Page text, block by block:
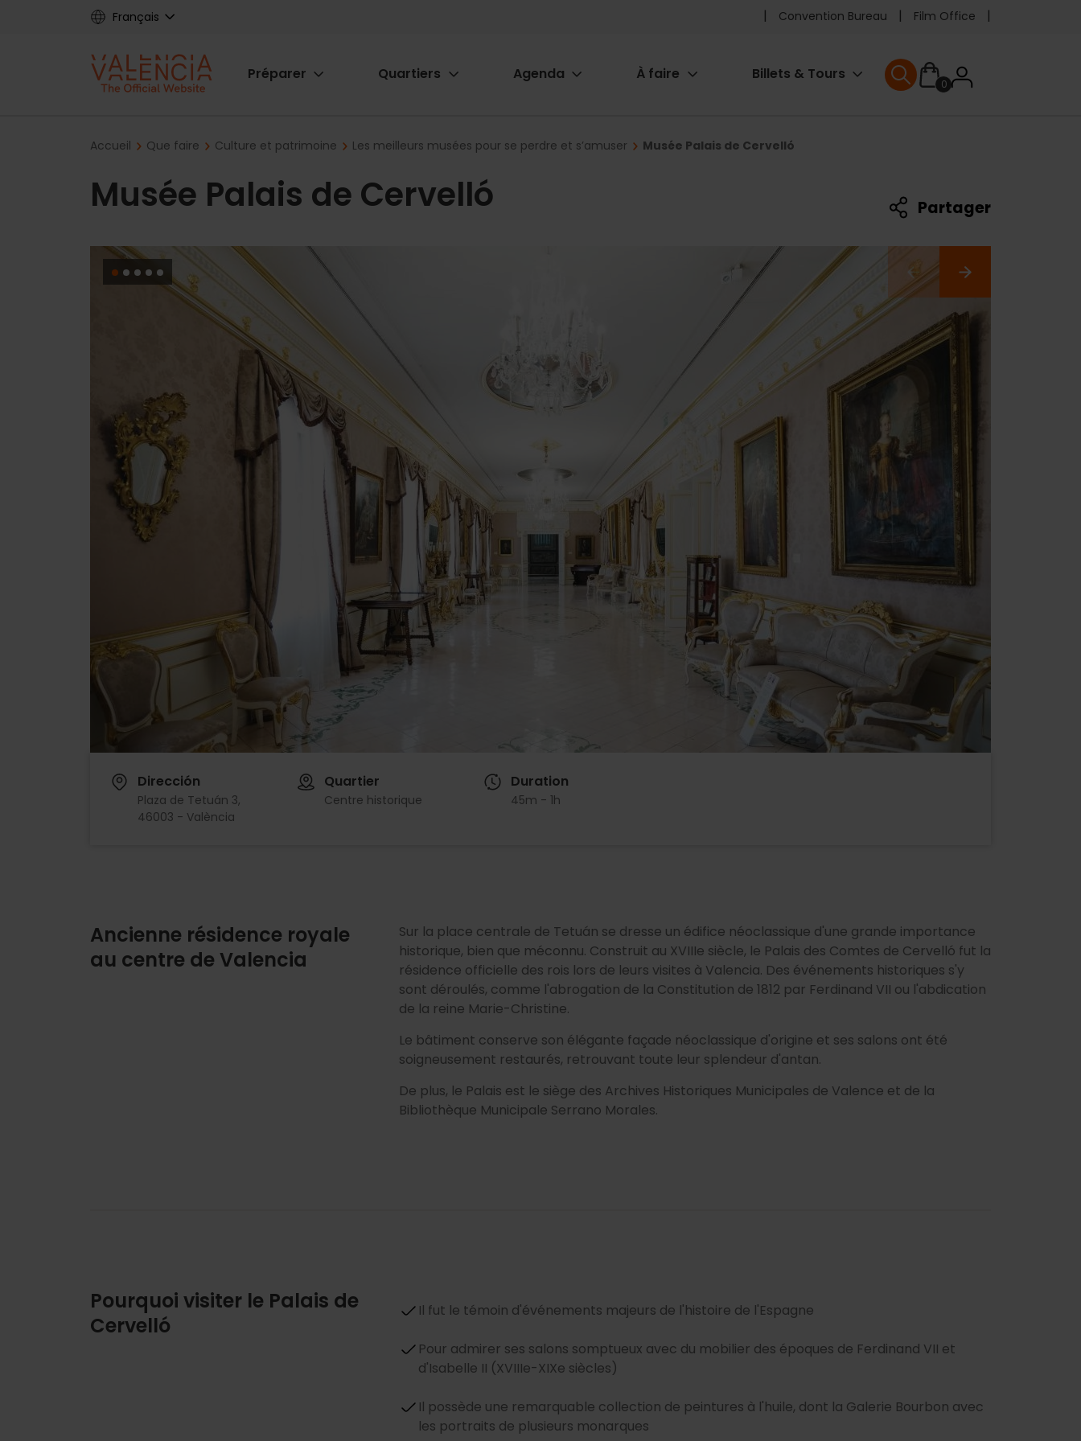
Français
Pre
header
Convention Bureau Film Office
Main
Préparer Quartiers Agenda À faire Billets & Tours
0User
User menu
Breadcrumb
Accueil Que faire Culture et patrimoine Les meilleurs musées pour se perdre et s’amuser Musée Palais de Cervelló
Musée Palais de Cervelló Partager
Dirección
Plaza de Tetuán 3,
46003 - València
Quartier
Centre historique
Duration
45m - 1h
Ancienne résidence royale
au centre de Valencia
Sur la place centrale de Tetuán se dresse un édifice néoclassique d'une grande importance
historique, bien que méconnu. Construit au XVIIIe siècle, le Palais des Comtes de Cervelló fut la
résidence officielle des rois lors de leurs visites à Valencia. Des événements historiques s'y
sont déroulés, comme l'abrogation de la Constitution de 1812 par Ferdinand VII ou l'abdication
de la reine Marie-Christine.
Le bâtiment conserve son élégante façade néoclassique d'origine et ses salons ont été
soigneusement restaurés, retrouvant toute leur splendeur d'antan.
De plus, le Palais est le siège des Archives Historiques Municipales de Valence et de la
Bibliothèque Municipale Serrano Morales.
Pourquoi visiter le Palais de
Cervelló
Il fut le témoin d'événements majeurs de l'histoire de l'Espagne
Pour admirer ses salons somptueux avec du mobilier des époques de Ferdinand VII et
d'Isabelle II (XVIIIe-XIXe siècles)
Il possède une remarquable collection de peintures à l'huile, dont la Galerie Bourbon avec
les portraits de plusieurs monarques